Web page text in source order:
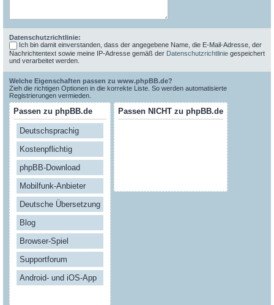
Datenschutzrichtlinie:
Ich bin damit einverstanden, dass der angegebene Name, die E-Mail-Adresse, der
Nachrichtentext sowie meine IP-Adresse gemäß der Datenschutzrichtlinie gespeichert
und verarbeitet werden.
Welche Eigenschaften passen zu www.phpBB.de?
Zieh die richtigen Optionen in die korrekte Liste. So werden automatisierte
Registrierungen vermieden.
Passen zu phpBB.de
Deutschsprachig
Kostenpflichtig
phpBB-Download
Mobilfunk-Anbieter
Deutsche Übersetzung
Blog
Browser-Spiel
Supportforum
Android- und iOS-App
Passen NICHT zu phpBB.de